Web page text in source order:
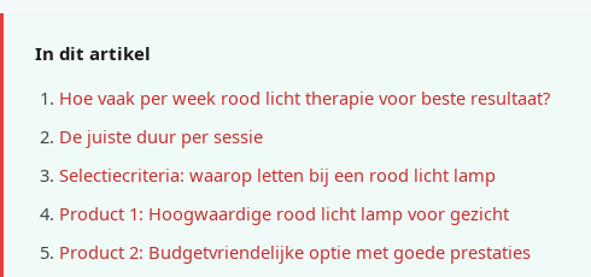
In dit artikel
Hoe vaak per week rood licht therapie voor beste resultaat?
De juiste duur per sessie
Selectiecriteria: waarop letten bij een rood licht lamp
Product 1: Hoogwaardige rood licht lamp voor gezicht
Product 2: Budgetvriendelijke optie met goede prestaties